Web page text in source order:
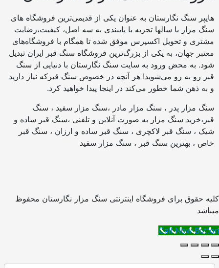
سنگ نگارستان به عنوان یکی از قدیمی‌ترین فروشگاه های
مزار با سالها تجربه با پایبندی به سه اصل، کیفیت،رضایت
و تحویل اکسپرس موفق شده تا همگام با فروشگاه‌های
جهان، به یکی از بزرگ‌ترین فروشگاه سنگ قبر ایران تبدیل
به محض ورود به سایت سنگ نگارستان با دنیایی از سنگ
رو به رو می‌شوید! هر آنچه در خصوص سنگ قبرکه نیاز دارید
به ذهن شما خطور می‌کند در اینجا پیدا خواهید کرد.
مزار پدر ، سنگ مزار مادر ،سنگ مزار سفید ، سنگ
سنگ مزار به صورت آنلاین و تلفنی ،سنگ قبر ساده و
، سنگ قبر لاکچری ، سنگ قبر ساده و ارزان ، سنگ قبر
، بهترین سنگ قبر ، سنگ مزار سفید
حقوق برای فروشگاه اینترنتی سنگ مزار نگارستان محفوظ
Call Now